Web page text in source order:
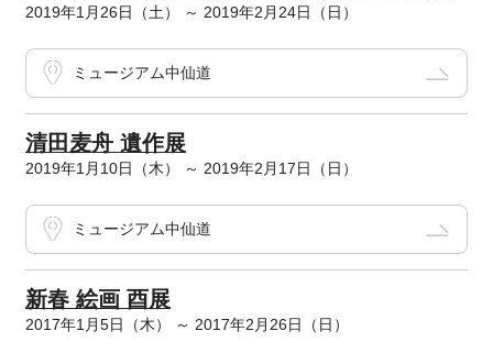
2019年1月26日（土） ～ 2019年2月24日（日）
ミュージアム中仙道
清田麦舟 遺作展
2019年1月10日（木） ～ 2019年2月17日（日）
ミュージアム中仙道
新春 絵画 酉展
2017年1月5日（木） ～ 2017年2月26日（日）